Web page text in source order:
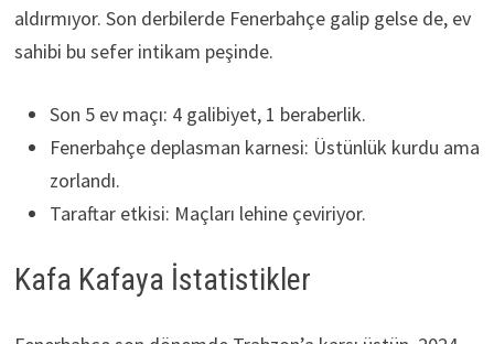
aldırmıyor. Son derbilerde Fenerbahçe galip gelse de, ev
sahibi bu sefer intikam peşinde.
Son 5 ev maçı: 4 galibiyet, 1 beraberlik.
Fenerbahçe deplasman karnesi: Üstünlük kurdu ama
zorlandı.
Taraftar etkisi: Maçları lehine çeviriyor.
Kafa Kafaya İstatistikler